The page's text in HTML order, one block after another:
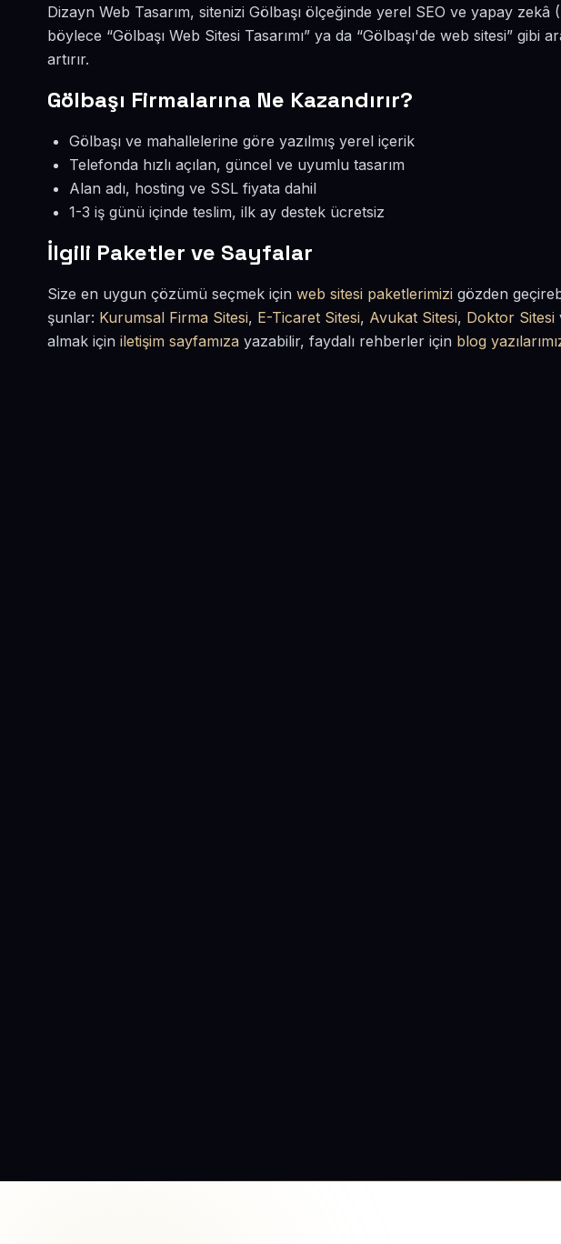
Dizayn Web Tasarım, sitenizi Gölbaşı ölçeğinde yerel SEO ve yapay
böylece “Gölbaşı Web Sitesi Tasarımı” ya da “Gölbaşı'de web sitesi”
artırır.
Gölbaşı Firmalarına Ne Kazandırır?
Gölbaşı ve mahallelerine göre yazılmış yerel içerik
Telefonda hızlı açılan, güncel ve uyumlu tasarım
Alan adı, hosting ve SSL fiyata dahil
1-3 iş günü içinde teslim, ilk ay destek ücretsiz
İlgili Paketler ve Sayfalar
Size en uygun çözümü seçmek için web sitesi paketlerimizi gözden
şunlar: Kurumsal Firma Sitesi, E-Ticaret Sitesi, Avukat Sitesi, Doktor Sitesi
almak için iletişim sayfamıza yazabilir, faydalı rehberler için blog